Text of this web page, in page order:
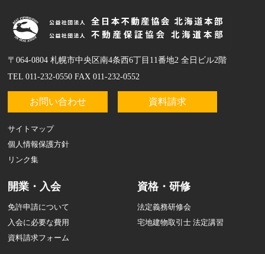
〒064-0804 札幌市中央区南4条西6丁目11番地2 全日ビル2階
TEL 011-232-0550 FAX 011-232-0552
お問い合わせ 資料請求
サイトマップ
個人情報保護方針
リンク集
開業・入会
免許申請について
入会に必要な費用
資料請求フォーム
資格・研修
法定義務研修会
宅地建物取引士 法定講習